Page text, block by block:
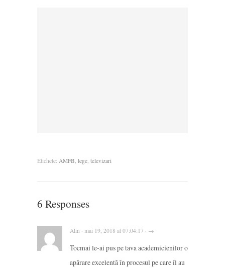
Etichete: AMFB, lege, televizari
6 Responses
Alin · mai 19, 2018 at 07:04:17 · →
Tocmai le-ai pus pe tava academicienilor o
apărare excelentă în procesul pe care îl au